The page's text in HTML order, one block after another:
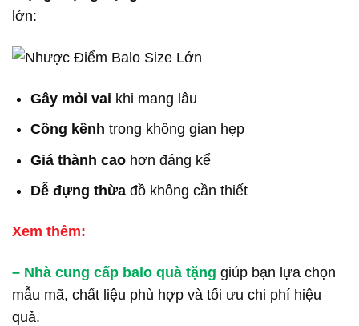
lớn:
Gây mỏi vai khi mang lâu
Cồng kềnh trong không gian hẹp
Giá thành caohơn đáng kể
Dễ đựng thừađồ không cần thiết
Xem thêm:
– Nhà cung cấp balo quà tặng giúp bạn lựa chọn
mẫu mã, chất liệu phù hợp và tối ưu chi phí hiệu
quả.